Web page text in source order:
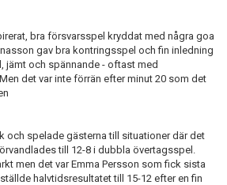
bra försvarsspel kryddat med några goa
gav bra kontringsspel och fin inledning
jämt och spännande - oftast med
det var inte förrän efter minut 20 som det
och spelade gästerna till situationer där det
till 12-8 i dubbla övertagsspel.
men det var Emma Persson som fick sista
halvtidsresultatet till 15-12 efter en fin